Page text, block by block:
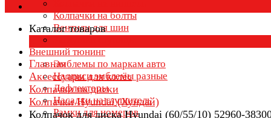
Колпачки на болты
Вентили для шин
Внешний тюнинг
Эмблемы по маркам авто
Надписи эмблемы разные
Дефлекторы
Насадки на глушитель
Рамки для номеров
Каталог товаров
Главная
Аксессуары для колёс
Колпачки на диски
Колпачки Hyundai (Хундай)
Колпачок для диска Hyundai (60/55/10) 52960-